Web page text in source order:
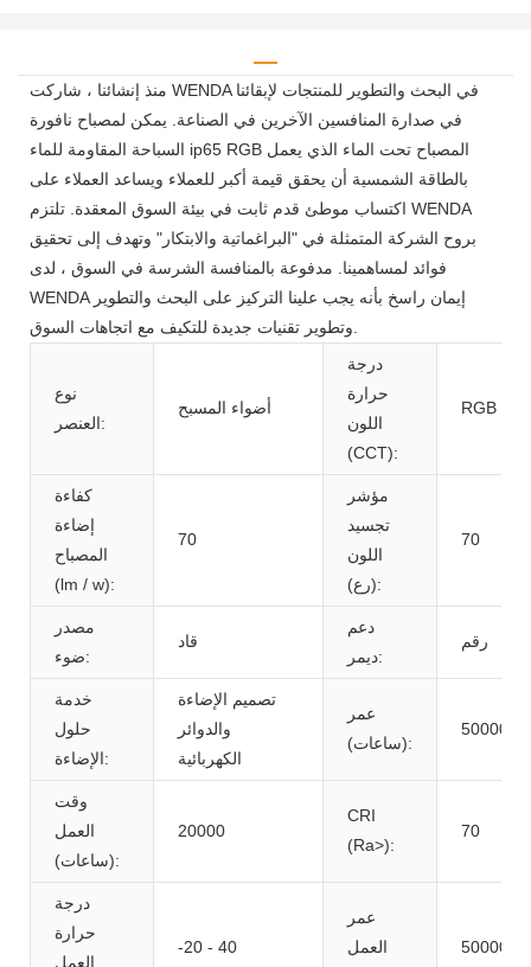
منذ إنشائنا ، شاركت WENDA في البحث والتطوير للمنتجات لإبقائنا
في صدارة المنافسين الآخرين في الصناعة. يمكن لمصباح نافورة
السباحة المقاومة للماء ip65 RGB المصباح تحت الماء الذي يعمل
بالطاقة الشمسية أن يحقق قيمة أكبر للعملاء ويساعد العملاء على
اكتساب موطئ قدم ثابت في بيئة السوق المعقدة. تلتزم WENDA
بروح الشركة المتمثلة في "البراغماتية والابتكار" وتهدف إلى تحقيق
فوائد لمساهمينا. مدفوعة بالمنافسة الشرسة في السوق ، لدى
WENDA إيمان راسخ بأنه يجب علينا التركيز على البحث والتطوير
نوع
العنصر:
أضواء المسبح
درجة
حرارة
اللون
(CCT):
RGB
كفاءة
إضاءة
المصباح
(lm / w):
70
مؤشر
تجسيد
اللون
(رع):
70
مصدر
ضوء:
قاد
دعم
ديمر:
رقم
خدمة
حلول
الإضاءة:
تصميم الإضاءة
والدوائر
الكهربائية
عمر
(ساعات):
50000
وقت
العمل
(ساعات):
20000
CRI
(Ra>):
70
درجة
حرارة
العمل
-20 - 40
عمر
العمل
50000